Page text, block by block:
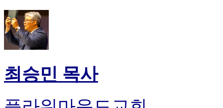
최승민 목사